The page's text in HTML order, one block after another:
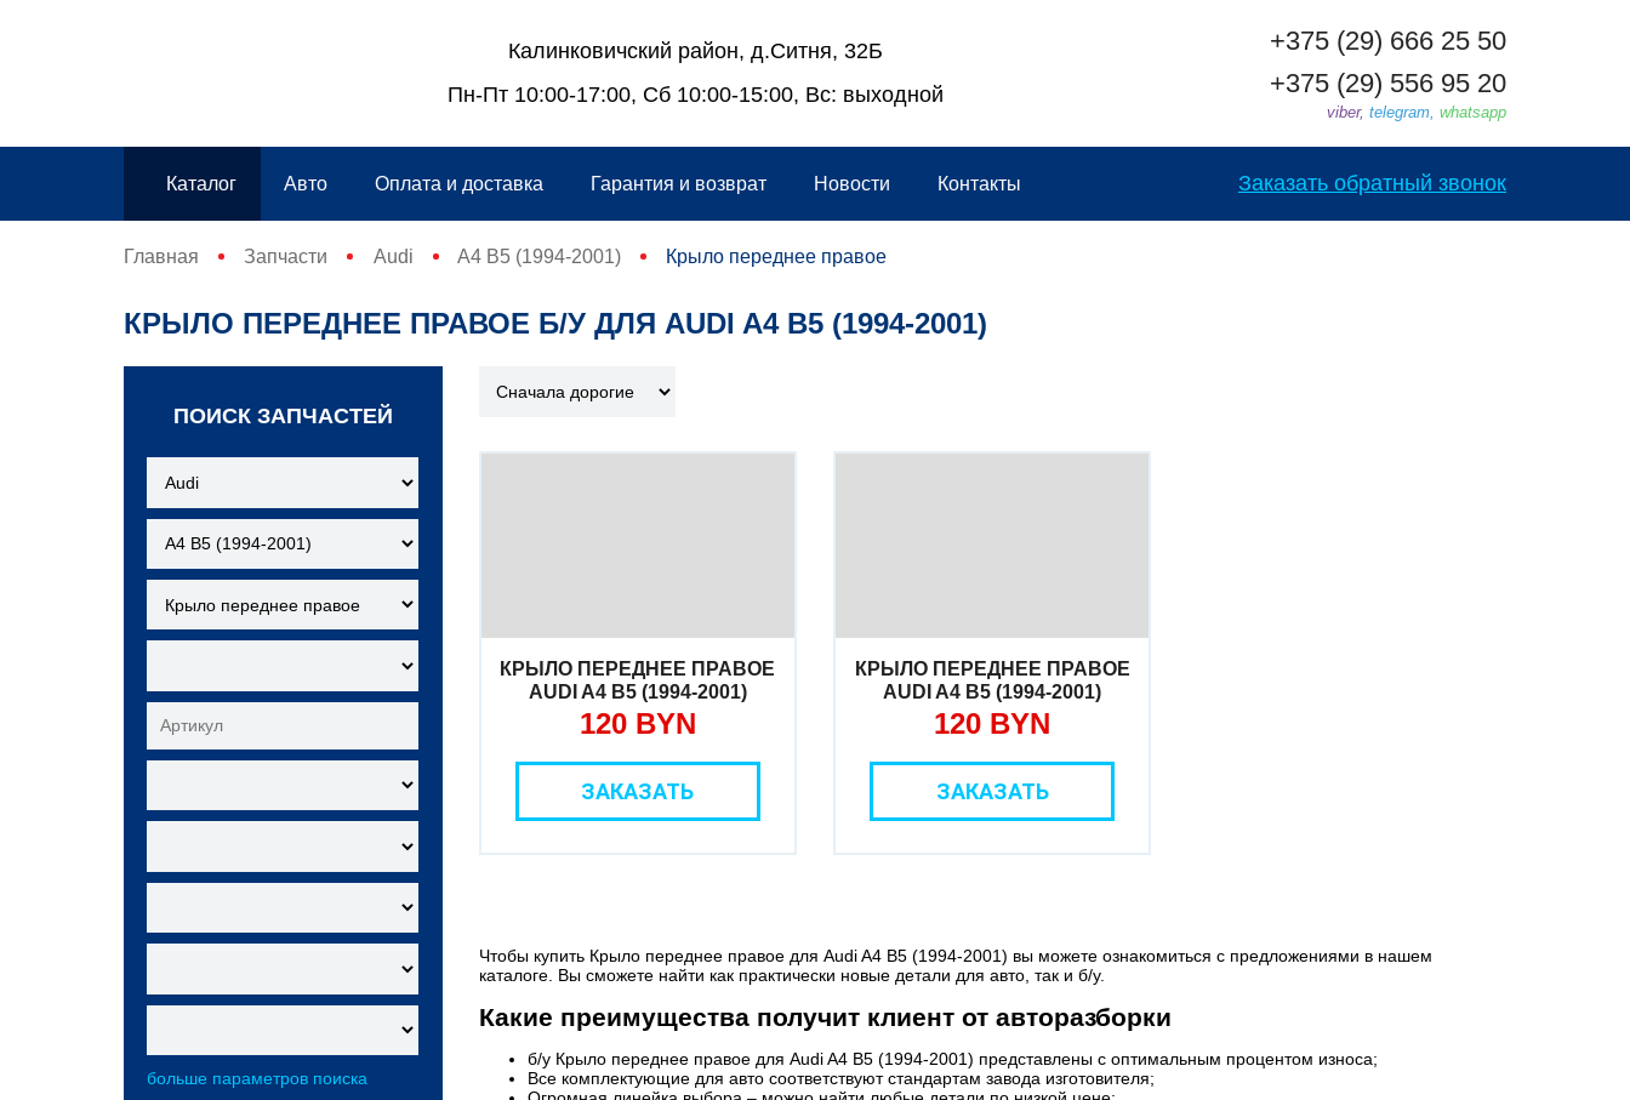
Калинковичский район, д.Ситня, 32Б
Пн-Пт 10:00-17:00, Сб 10:00-15:00, Вс: выходной
+375 (29) 666 25 50
+375 (29) 556 95 20
viber, telegram, whatsapp
Каталог Авто Оплата и доставка Гарантия и возврат Новости Контакты Заказать обратный звонок
Главная Запчасти Audi A4 B5 (1994-2001) Крыло переднее правое
КРЫЛО ПЕРЕДНЕЕ ПРАВОЕ Б/У ДЛЯ AUDI A4 B5 (1994-2001)
ПОИСК ЗАПЧАСТЕЙ
больше параметров поиска
КРЫЛО ПЕРЕДНЕЕ ПРАВОЕ
AUDI A4 B5 (1994-2001)
120 BYN
ЗАКАЗАТЬ
КРЫЛО ПЕРЕДНЕЕ ПРАВОЕ
AUDI A4 B5 (1994-2001)
120 BYN
ЗАКАЗАТЬ
Чтобы купить Крыло переднее правое для Audi A4 B5 (1994-2001) вы можете ознакомиться с предложениями в нашем
каталоге. Вы сможете найти как практически новые детали для авто, так и б/у.
Какие преимущества получит клиент от авторазборки
б/у Крыло переднее правое для Audi A4 B5 (1994-2001) представлены с оптимальным процентом износа;
Все комплектующие для авто соответствуют стандартам завода изготовителя;